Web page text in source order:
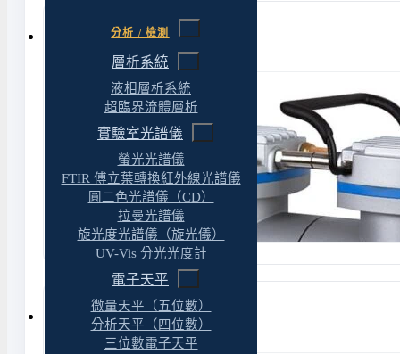
分析 / 檢測
層析系統
液相層析系統
超臨界流體層析
實驗室光譜儀
螢光光譜儀
FTIR 傅立葉轉換紅外線光譜儀
圓二色光譜儀（CD）
拉曼光譜儀
旋光度光譜儀（旋光儀）
UV-Vis 分光光度計
電子天平
微量天平（五位數）
分析天平（四位數）
三位數電子天平
Rocker 910 無油隔膜式真空幫浦
Lafil 300 無油隔膜式真空幫浦